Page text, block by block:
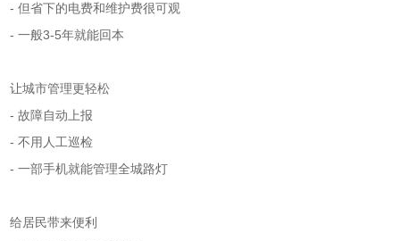
- 但省下的电费和维护费很可观
- 一般3-5年就能回本
让城市管理更轻松
- 故障自动上报
- 不用人工巡检
- 一部手机就能管理全城路灯
给居民带来便利